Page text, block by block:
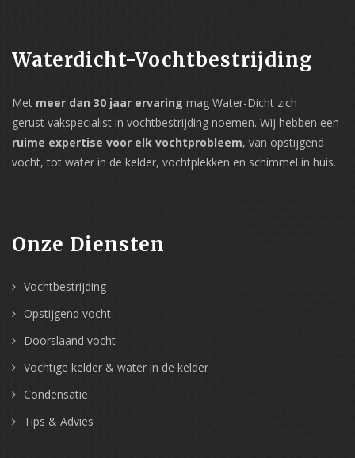
Waterdicht-Vochtbestrijding
Met meer dan 30 jaar ervaring mag Water-Dicht zich
gerust vakspecialist in vochtbestrijding noemen. Wij hebben een
ruime expertise voor elk vochtprobleem, van opstijgend
vocht, tot water in de kelder, vochtplekken en schimmel in huis.
Onze Diensten
Vochtbestrijding
Opstijgend vocht
Doorslaand vocht
Vochtige kelder & water in de kelder
Condensatie
Tips & Advies